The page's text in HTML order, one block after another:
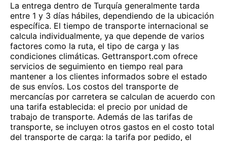
La entrega dentro de Turquía generalmente tarda
entre 1 y 3 días hábiles, dependiendo de la ubicación
específica. El tiempo de transporte internacional se
calcula individualmente, ya que depende de varios
factores como la ruta, el tipo de carga y las
condiciones climáticas. Gettransport.com ofrece
servicios de seguimiento en tiempo real para
mantener a los clientes informados sobre el estado
de sus envíos. Los costos del transporte de
mercancías por carretera se calculan de acuerdo con
una tarifa establecida: el precio por unidad de
trabajo de transporte. Además de las tarifas de
transporte, se incluyen otros gastos en el costo total
del transporte de carga: la tarifa por pedido, el